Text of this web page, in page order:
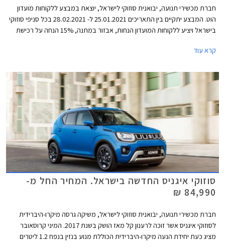
חברת מכשירי תנועה, יבואנית סוזוקי לישראל, יוצאת במבצע ללקוחות מועדון
הוט. המבצע יתקיים בין התאריכים 25.01.2021 ל- 28.02.2021 בכל סניפי סוזוקי
בישראל ויציע ללקוחות המועדון הנחות, אבזור במתנה, 15% הנחה על רכישת
של המועדון, ואפשרות להלוואה ללא ריבית עד 70,000 ₪.
קרא עוד
סוזוקי איגניס החדשה בישראל. המחיר החל מ-
84,990 ₪
חברת מכשירי תנועה, יבואנית סוזוקי לישראל, משיקה גרסה מיקרו-היברידית
לסוזוקי איגניס אשר זוכה לרענון קל מאז הושק בשנת 2017. המיני קרוסאובר
מציג כעת יחידת הנעה מיקרו-היברידית הכוללת מנוע בנזין בנפח 1.2 ליטרים